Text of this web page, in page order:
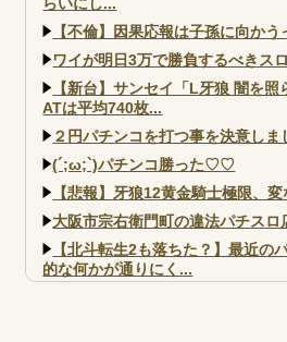
【不倫】因果応報は子孫に向かう
ワイが明日3万で勝負するべきス
【新台】サンセイ「L牙狼 闇を照
ATは平均740枚...
２円パチンコを打つ事を決意しま
(´;ω;`)パチンコ勝った♡♡
【悲報】牙狼12黄金騎士極限、
大阪市宗右衛門町の違法パチスロ
【北斗転生2も落ちた？】最近の
的な何かが通りにく...